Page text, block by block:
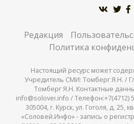
Редакция
Политика
Настоящий ресурс может
Учредитель СМИ: Томберг Я.Н. /
Томберг Я.Н. Контактные
info@solovei.info / Телефон:+7(4712)
305004, г. Курск, ул. Гоголя, д. 25,
«Соловей.Инфо» - запись о